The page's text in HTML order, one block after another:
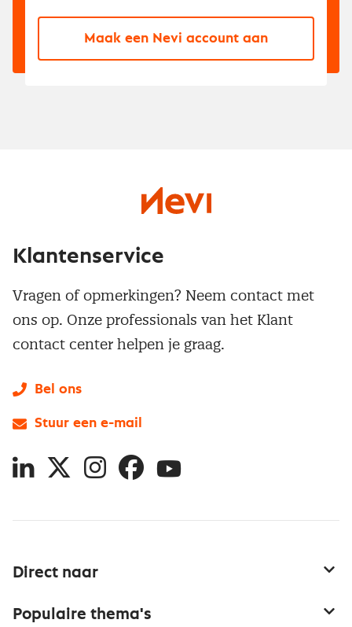
Maak een Nevi account aan
Direct naar
Populaire thema's
Klantenservice
Vragen of opmerkingen? Neem contact met
ons op. Onze professionals van het Klant
contact center helpen je graag.
Bel ons
Stuur een e-mail
LinkedIn
X InstagramFacebookYouTube